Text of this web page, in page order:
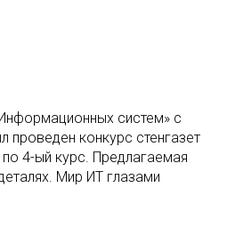
систем» с
проведен конкурс стенгазет
4-ый курс. Предлагаемая
Мир ИТ глазами